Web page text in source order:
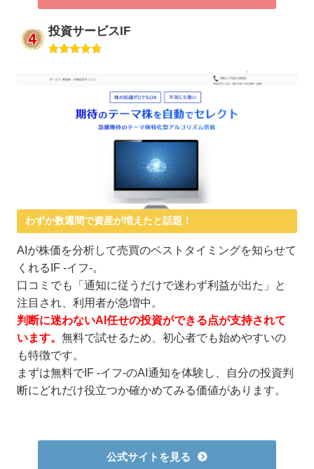
投資サービスIF
わずか数週間で資産が増えたと話題！
AIが株価を分析して売買のベストタイミングを知らせて
くれるIF -イフ-。
口コミでも「通知に従うだけで迷わず利益が出た」と
注目され、利用者が急増中。
判断に迷わないAI任せの投資ができる点が支持されて
います。無料で試せるため、初心者でも始めやすいの
も特徴です。
まずは無料でIF -イフ-のAI通知を体験し、自分の投資判
断にどれだけ役立つか確かめてみる価値があります。
公式サイトを見る